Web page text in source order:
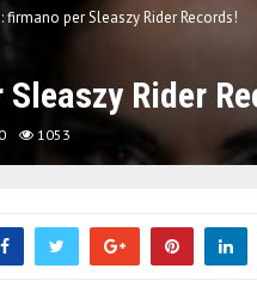
firmano per Sleaszy Rider Records!
Rider
0 1053